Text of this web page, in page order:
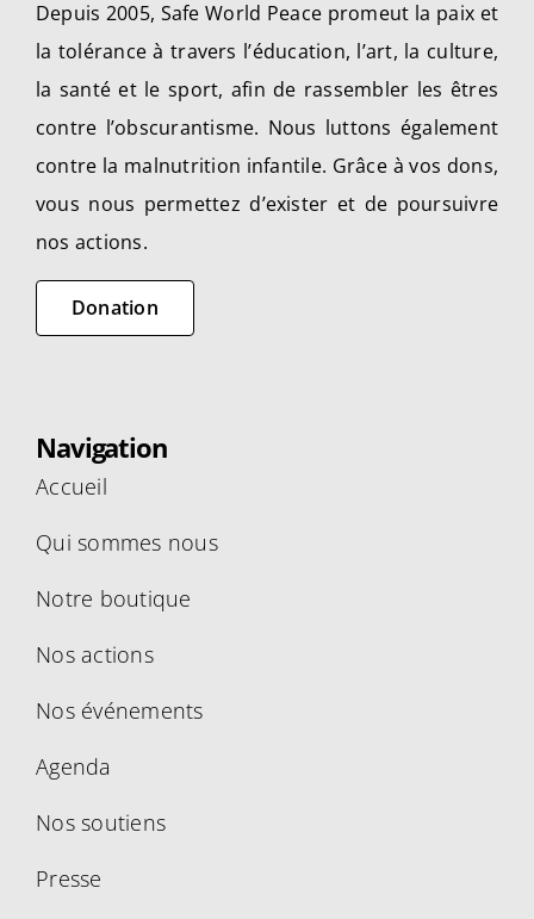
être
choisies
la
page
du
produit
Depuis 2005, Safe World Peace promeut la paix et
la tolérance à travers l’éducation, l’art, la culture,
la santé et le sport, afin de rassembler les êtres
contre l’obscurantisme. Nous luttons également
contre la malnutrition infantile. Grâce à vos dons,
vous nous permettez d’exister et de poursuivre
nos actions.
Donation
Navigation
Accueil
Qui sommes nous
Notre boutique
Nos actions
Nos événements
Agenda
Nos soutiens
Presse